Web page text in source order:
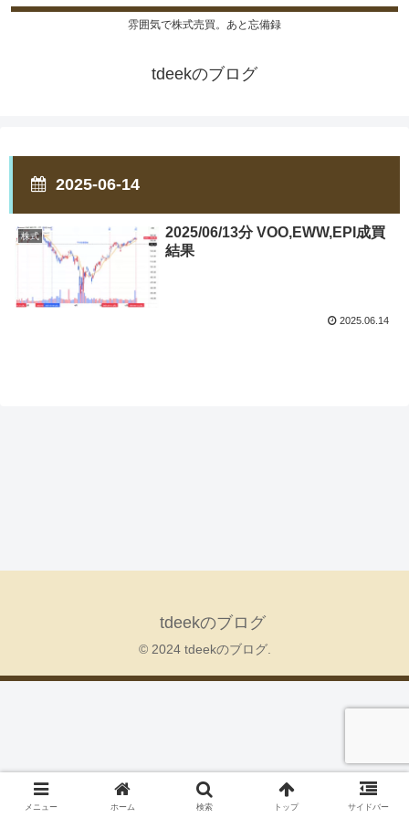
雰囲気で株式売買。あと忘備録
tdeekのブログ
2025-06-14
株式
2025/06/13分 VOO,EWW,EPI成買
結果
2025.06.14
tdeekのブログ
© 2024 tdeekのブログ.
メニュー ホーム 検索 トップ サイドバー